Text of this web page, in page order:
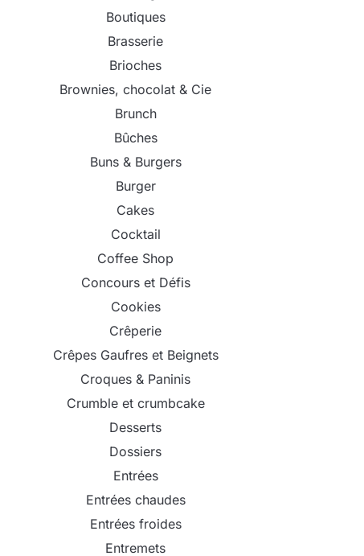
Boutiques
Brasserie
Brioches
Brownies, chocolat & Cie
Brunch
Bûches
Buns & Burgers
Burger
Cakes
Cocktail
Coffee Shop
Concours et Défis
Cookies
Crêperie
Crêpes Gaufres et Beignets
Croques & Paninis
Crumble et crumbcake
Desserts
Dossiers
Entrées
Entrées chaudes
Entrées froides
Entremets